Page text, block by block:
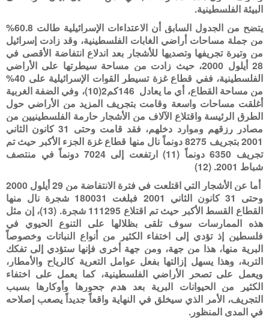
البيئة الفلسطينية.
يتضح من الجدول السابق أن الاعتداءات الإسرائيلية طالت 60.8%
من جملة مساحات أراضي الغابات الفلسطينية، وقد زادت إسرائيل
من وتيرة تجريفها وتصديها للأشجار بعد اندلاع انتفاضة الأقصى في
28 أيلول 2000، حيث زادت من مساحة سيطرتها على الأراضي
الفلسطينية، ففي قطاع غزة تسيطر القوات الإسرائيلية على 40%
من مساحة القطاع، أي ما يعادل 146كم2(10)، وفي الضفة الغربية
أغلقت مساحات واسعة وقامت بتجريف المزيد من الأراضي حول
الطرق الرئيسة واقتلاع الآلاف من الأشجار حارمة الفلسطينيين من
مصادر رزقهم وموارد دخلهم، فقد قامت وحتى 31 كانون الثاني
2001 بتجريف 8275 دونماً نال منها قطاع غزة الجزء الأكبر حيث تم
تجريف 6350 دونماً (11) ارتفعت إلى 7024 دونماً في منتصف
شباط 2001. (12)
أما عن الأشجار التي اقتلعت في فترة الانتفاضة من 29 أيلول 2000
وحتى 31 كانون الثاني 2001 فبلغت 180031 شجرة نال منها
القطاع القسط الأكبر حيث تم اقتلاع 111295 شجرة. (13)، إن مثل
هذه الممارسات سوف تلقى بظلالها على التنوع الحيوي في
فلسطين إذ تؤدي إلى اختفاء الكثير من أنواع النباتات وخصوصاً
البرية منها، هذا من جهة، ومن جهة أخرى فإنها ستؤدي إلى تفكك
التربة، وهذا يسهل إزالتها بفعل عوامل التعرية كالرياح والأمطار،
ويعمل على تصحر الأراضي الفلسطينية، كما يعمل على اختفاء
الكثير من الحيوانات البرية بعد هدم جحورها وأوكارها بسبب
التجريف، الأمر الذي سيخلق في النهاية واقعاً جديداً يصعب إصلاحه
في المدى المنظور.